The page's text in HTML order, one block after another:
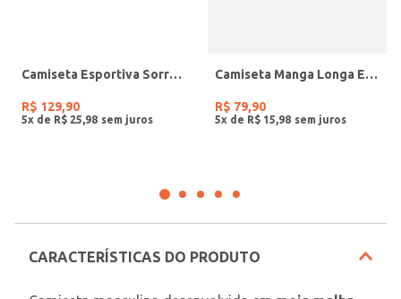
Camiseta Esportiva Sorro Grêmio Masculina AZUL
R$ 129,90
5x de R$ 25 98
Camiseta Manga Longa Estampada Masculina VERDE
R$ 79,90
5x de R$ 15 98
CARACTERÍSTICAS DO PRODUTO